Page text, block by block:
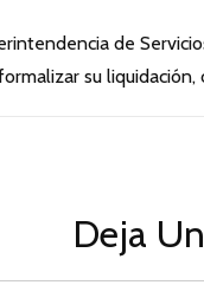
de
su
Deja